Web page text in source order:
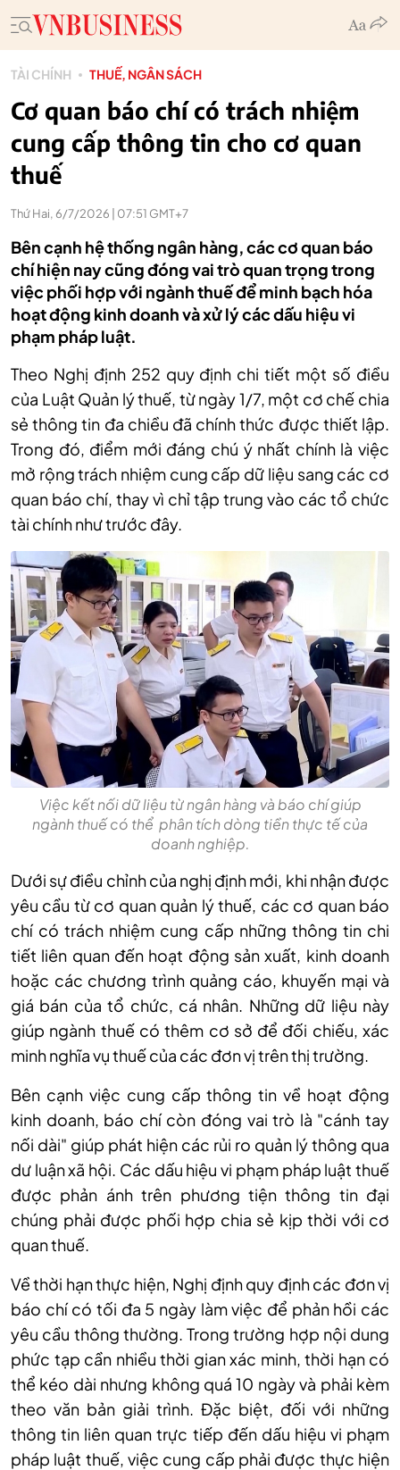
TÀI CHÍNH THUẾ, NGÂN SÁCH
Cơ quan báo chí có trách nhiệm
cung cấp thông tin cho cơ quan
thuế
Thứ Hai, 6/7/2026 | 07:51 GMT+7
Bên cạnh hệ thống ngân hàng, các cơ quan báo
chí hiện nay cũng đóng vai trò quan trọng trong
việc phối hợp với ngành thuế để minh bạch hóa
hoạt động kinh doanh và xử lý các dấu hiệu vi
phạm pháp luật.
Theo Nghị định 252 quy định chi tiết một số điều
của Luật Quản lý thuế, từ ngày 1/7, một cơ chế chia
sẻ thông tin đa chiều đã chính thức được thiết lập.
Trong đó, điểm mới đáng chú ý nhất chính là việc
mở rộng trách nhiệm cung cấp dữ liệu sang các cơ
quan báo chí, thay vì chỉ tập trung vào các tổ chức
tài chính như trước đây.
Việc kết nối dữ liệu từ ngân hàng và báo chí giúp
ngành thuế có thể phân tích dòng tiền thực tế của
doanh nghiệp.
Dưới sự điều chỉnh của nghị định mới, khi nhận được
yêu cầu từ cơ quan quản lý thuế, các cơ quan báo
chí có trách nhiệm cung cấp những thông tin chi
tiết liên quan đến hoạt động sản xuất, kinh doanh
hoặc các chương trình quảng cáo, khuyến mại và
giá bán của tổ chức, cá nhân. Những dữ liệu này
giúp ngành thuế có thêm cơ sở để đối chiếu, xác
minh nghĩa vụ thuế của các đơn vị trên thị trường.
Bên cạnh việc cung cấp thông tin về hoạt động
kinh doanh, báo chí còn đóng vai trò là "cánh tay
nối dài" giúp phát hiện các rủi ro quản lý thông qua
dư luận xã hội. Các dấu hiệu vi phạm pháp luật thuế
được phản ánh trên phương tiện thông tin đại
chúng phải được phối hợp chia sẻ kịp thời với cơ
quan thuế.
Về thời hạn thực hiện, Nghị định quy định các đơn vị
báo chí có tối đa 5 ngày làm việc để phản hồi các
yêu cầu thông thường. Trong trường hợp nội dung
phức tạp cần nhiều thời gian xác minh, thời hạn có
thể kéo dài nhưng không quá 10 ngày và phải kèm
theo văn bản giải trình. Đặc biệt, đối với những
thông tin liên quan trực tiếp đến dấu hiệu vi phạm
pháp luật thuế, việc cung cấp phải được thực hiện